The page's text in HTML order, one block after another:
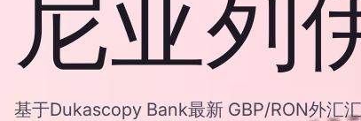
尼亚列
基于Dukascopy Bank最新 GBP/RON外汇